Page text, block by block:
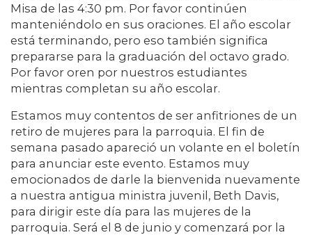
Misa de las 4:30 pm. Por favor continúen
manteniéndolo en sus oraciones. El año escolar
está terminando, pero eso también significa
prepararse para la graduación del octavo grado.
Por favor oren por nuestros estudiantes
mientras completan su año escolar.
Estamos muy contentos de ser anfitriones de un
retiro de mujeres para la parroquia. El fin de
semana pasado apareció un volante en el boletín
para anunciar este evento. Estamos muy
emocionados de darle la bienvenida nuevamente
a nuestra antigua ministra juvenil, Beth Davis,
para dirigir este día para las mujeres de la
parroquia. Será el 8 de junio y comenzará por la